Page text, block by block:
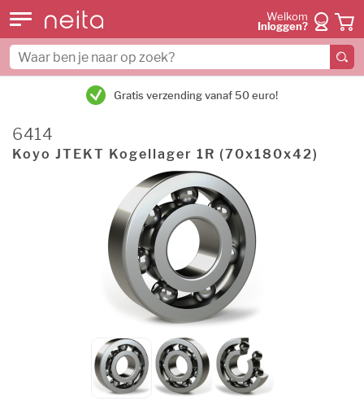
Welkom
Inloggen?
Gratis verzending vanaf 50 euro!
6414
Koyo JTEKT Kogellager 1R (70x180x42)